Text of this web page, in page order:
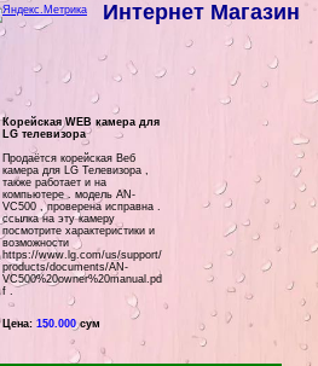
Интернет Магазин
Корейская WEB камера для
LG телевизора
Продаётся корейская Веб
камера для LG Телевизора ,
также работает и на
компьютере . модель AN-
VC500 , проверена исправна .
ссылка на эту камеру
посмотрите характеристики и
возможности
https://www.lg.com/us/support/
products/documents/AN-
VC500%20owner%20manual.pd
f .
Цена: 150.000сум